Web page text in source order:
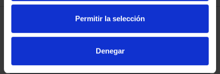
Permitir la selección
Denegar